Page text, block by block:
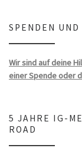
SPENDEN UND
Wir sind auf deine
einer Spende oder
5 JAHRE IG-
ROAD